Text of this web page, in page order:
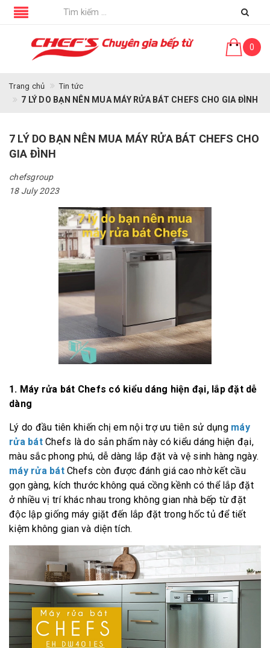
0
Trang chủ Tin tức
7 LÝ DO BẠN NÊN MUA MÁY RỬA BÁT CHEFS CHO GIA ĐÌNH
7 LÝ DO BẠN NÊN MUA MÁY RỬA BÁT CHEFS CHO
GIA ĐÌNH
chefsgroup
18 July 2023
1. Máy rửa bát Chefs có kiểu dáng hiện đại, lắp đặt dễ
dàng
Lý do đầu tiên khiến chị em nội trợ ưu tiên sử dụng máy
rửa bátChefs là do sản phẩm này có kiểu dáng hiện đại,
màu sắc phong phú, dễ dàng lắp đặt và vệ sinh hàng ngày.
máy rửa bátChefs còn được đánh giá cao nhờ kết cầu
gọn gàng, kích thước không quá cồng kềnh có thể lắp đặt
ở nhiều vị trí khác nhau trong không gian nhà bếp từ đặt
độc lập giống máy giặt đến lắp đặt trong hốc tủ để tiết
kiệm không gian và diện tích.